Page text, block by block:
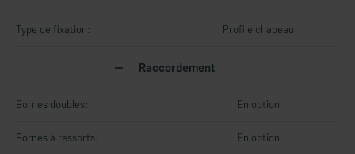
Type de fixation: Profilé chapeau
Raccordement
Bornes doubles: En option
Bornes à ressorts: En option